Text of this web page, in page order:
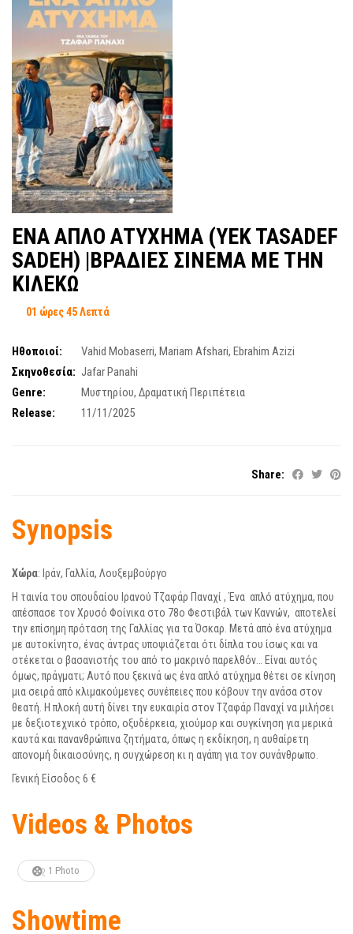
ΕΝΑ ΑΠΛΟ ΑΤΥΧΗΜΑ (YEK TASADEF
SADEH) |ΒΡΑΔΙΕΣ ΣΙΝΕΜΑ ΜΕ ΤΗΝ
ΚΙΛΕΚΩ
01 ώρες 45 Λεπτά
Ηθοποιοί: Vahid Mobaserri, Mariam Afshari, Ebrahim Azizi
Σκηνοθεσία: Jafar Panahi
Genre:
Μυστηρίου, Δραματική Περιπέτεια
Release:
11/11/2025
Share:
Synopsis
Xώρα: Iράν, Γαλλία, Λουξεμβούργο
Η ταινία του σπουδαίου Ιρανού Τζαφάρ Παναχί , Ένα απλό ατύχημα, που
απέσπασε τον Χρυσό Φοίνικα στο 78ο Φεστιβάλ των Καννών, αποτελεί
την επίσημη πρόταση της Γαλλίας για τα Όσκαρ. Μετά από ένα ατύχημα
με αυτοκίνητο, ένας άντρας υποψιάζεται ότι δίπλα του ίσως και να
στέκεται ο βασανιστής του από το μακρινό παρελθόν… Είναι αυτός
όμως, πράγματι; Aυτό που ξεκινά ως ένα απλό ατύχημα θέτει σε κίνηση
μια σειρά από κλιμακούμενες συνέπειες που κόβουν την ανάσα στον
θεατή. Η πλοκή αυτή δίνει την ευκαιρία στον Τζαφάρ Παναχί να μιλήσει
με δεξιοτεχνικό τρόπο, οξυδέρκεια, χιούμορ και συγκίνηση για μερικά
καυτά και πανανθρώπινα ζητήματα, όπως η εκδίκηση, η αυθαίρετη
απονομή δικαιοσύνης, η συγχώρεση κι η αγάπη για τον συνάνθρωπο.
Γενική Είσοδος 6 €
Videos & Photos
1 Photo
Showtime